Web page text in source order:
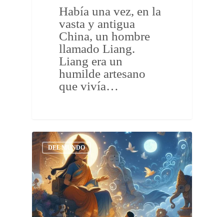
Había una vez, en la
vasta y antigua
China, un hombre
llamado Liang.
Liang era un
humilde artesano
que vivía…
DEL MUNDO